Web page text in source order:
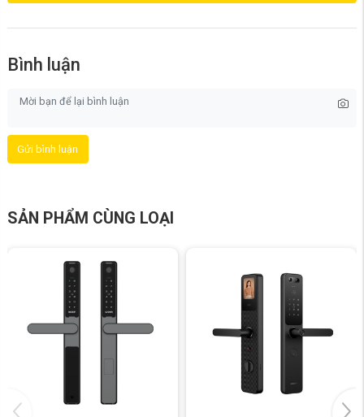
2. Cách mở khóa khác nhau với 9
tính năng
Khóa cửa thông minh E30có tổng cộng 9 phương pháp mở khóa. Bao
gồm nhận dạng vân tay hỗ trợ AI, mật khẩu dài hạn, mật khẩu một
lần/thời hạn, mở khóa Bluetooth trên điện thoại di động, chìa khóa cơ
khẩn cấp, Thẻ cửa NFC của Khóa cửa thông minh Xiaomi (cần mua
riêng), điện thoại thông minh Xiaomi, đồng hồ thông minh Xiaomi và
Bình luận
Gửi bình luận
SẢN PHẨM CÙNG LOẠI